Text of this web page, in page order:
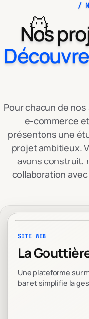
/
Nos
Pour chacun de
e-commerce
présentons une
projet ambitieux.
avons construit,
collaboration
SITE WEB
La
Une plateforme sur
bar et simplifie la